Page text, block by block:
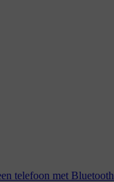
telefoon met Bluetooth